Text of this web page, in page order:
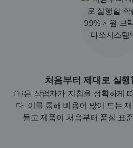
처음부터 제대로 실
AR은 작업자가 지침을 정확하게
다. 이를 통해 비용이 많이 드는
들고 제품이 처음부터 품질 표